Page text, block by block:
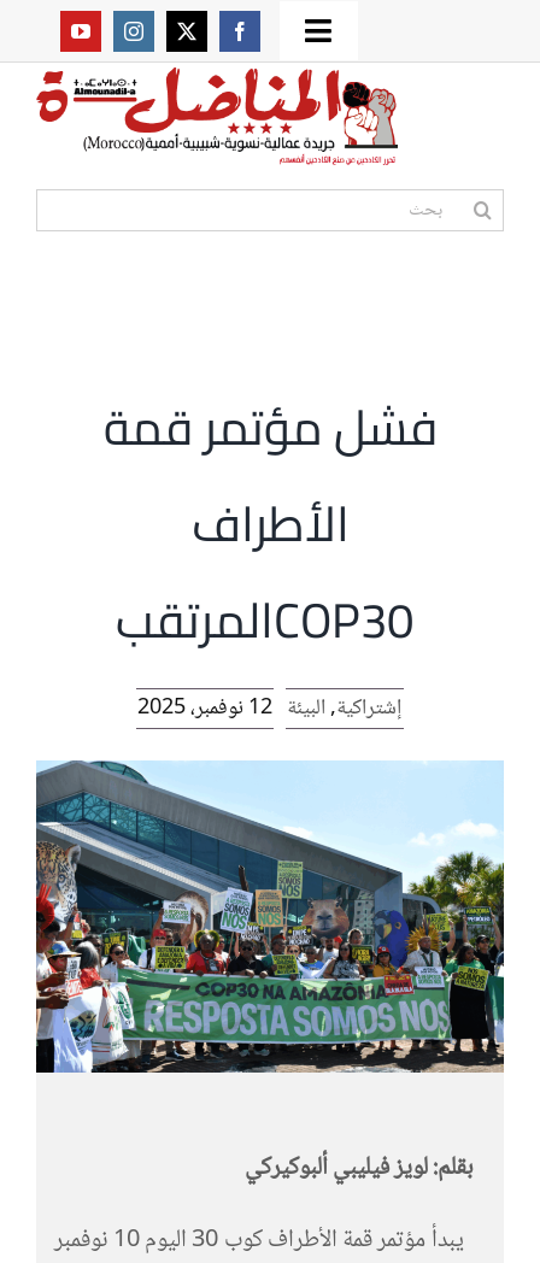
to
Toggle
Navigation
من نحن؟
افتتاحية موقع المناضل-ة
البحث
فشل مؤتمر قمة
الأطراف
إشتراكية,البيئة 12 نوفمبر، 2025
بقلم: لويز فيليبي ألبوكيركي
يبدأ مؤتمر قمة الأطراف كوب 30 اليوم 10 نوفمبر